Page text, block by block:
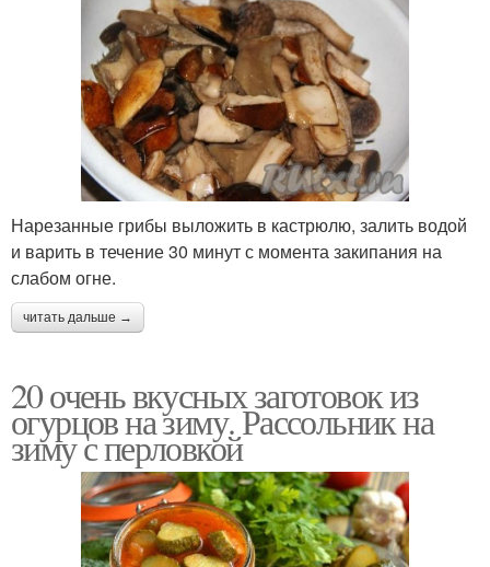
Нарезанные грибы выложить в кастрюлю, залить водой
и варить в течение 30 минут с момента закипания на
слабом огне.
читать дальше →
20 очень вкусных заготовок из
огурцов на зиму. Рассольник на
зиму с перловкой